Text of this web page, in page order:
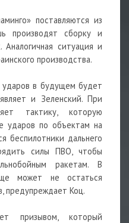
поставляются из
производят сборку и
ситуация и
производства.
ударов в будущем будет
и Зеленский. При
тактику, которую
ударов по объектам на
беспилотники дальнего
силы ПВО, чтобы
ракетам. В
может не остаться
предупреждает Коц.
призывом, который